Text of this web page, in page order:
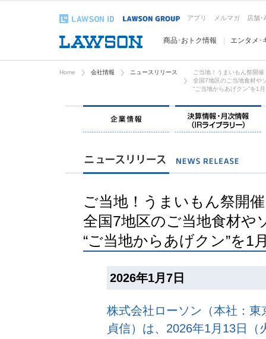
アプリ メルマガ 店舗･
商品･おトク情報 エンタメ･
Home 会社情報 ニュースリリース
ご当地！うまいもん祭開催
全国7地区のご当地食材や
“ご当地からあげクン”を1
企業情報
ご当地！うまいもん祭開催
全国7地区のご当地食材や
“ご当地からあげクン”を1
2026年1月7日
株式会社ローソン（本社：
貞信）は、2026年1月13日